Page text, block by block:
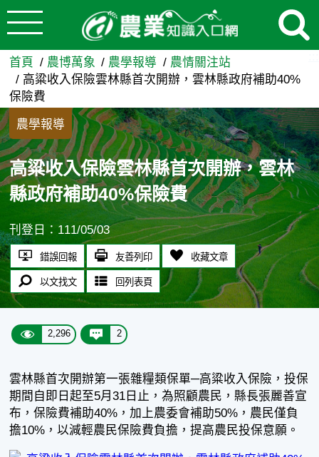
跳到主要內容
高粱收入保險雲林縣首次開
首頁 農博萬象 農學報導
農情關注站
高粱收入保險雲林縣首次開辦，雲林縣政府補助40%
保險費
農學報導
高粱收入保險雲林縣首次開辦，雲林
縣政府補助40%保險費
刊登日：111/05/03
錯誤回報 友善列印 收藏文章
以文找文 回列表頁
2,296 2
雲林縣首次開辦第一張雜糧類保單─高粱收入保險，投保
期間自即日起至5月31日止，為照顧農民，縣長張麗善宣
布，保險費補助40%，加上農委會補助50%，農民僅負
擔10%，以減輕農民保險費負擔，提高農民投保意願。